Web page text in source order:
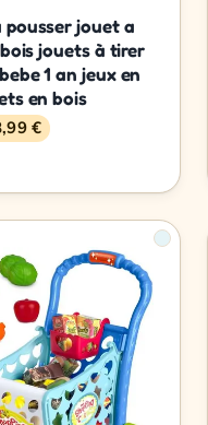
jouet a
jouets à tirer
1 an jeux en
en bois
€